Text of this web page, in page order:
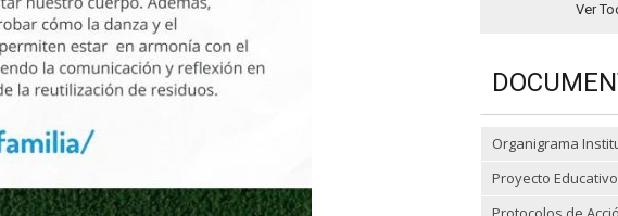
Ver
Organigrama
Proyecto